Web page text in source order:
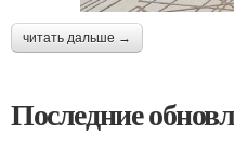
читать дальше →
Последние